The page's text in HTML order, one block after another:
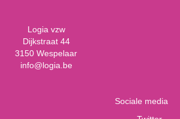
Logia vzw
Dijkstraat 44
3150 Wespelaar
info@logia.be
Sociale media